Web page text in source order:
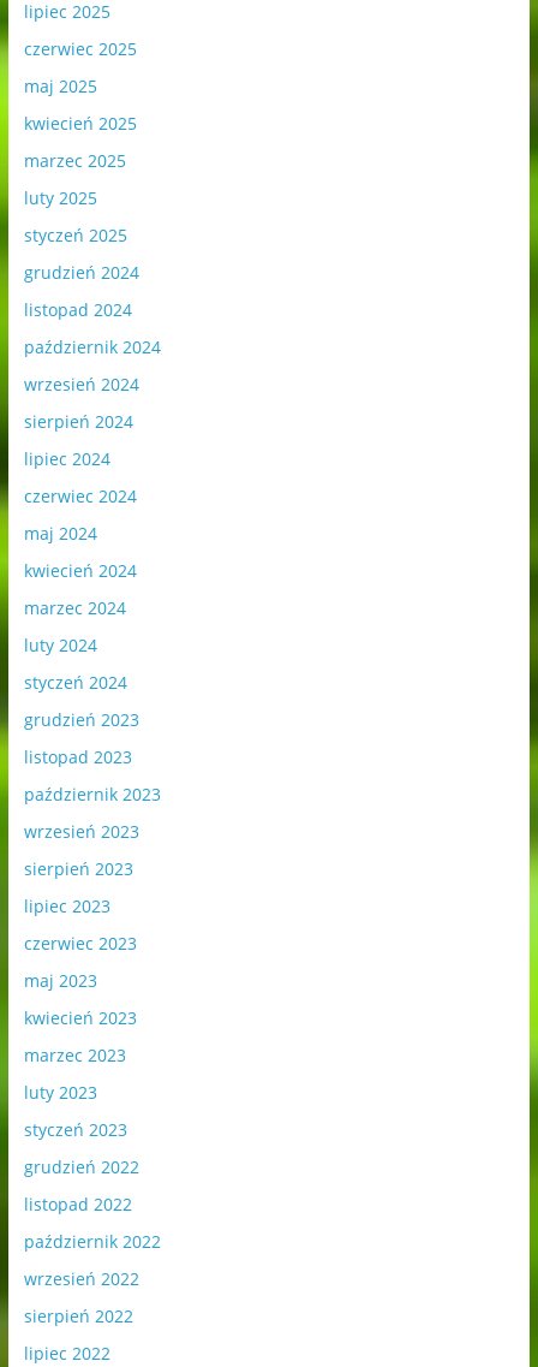
lipiec 2025
czerwiec 2025
maj 2025
kwiecień 2025
marzec 2025
luty 2025
styczeń 2025
grudzień 2024
listopad 2024
październik 2024
wrzesień 2024
sierpień 2024
lipiec 2024
czerwiec 2024
maj 2024
kwiecień 2024
marzec 2024
luty 2024
styczeń 2024
grudzień 2023
listopad 2023
październik 2023
wrzesień 2023
sierpień 2023
lipiec 2023
czerwiec 2023
maj 2023
kwiecień 2023
marzec 2023
luty 2023
styczeń 2023
grudzień 2022
listopad 2022
październik 2022
wrzesień 2022
sierpień 2022
lipiec 2022